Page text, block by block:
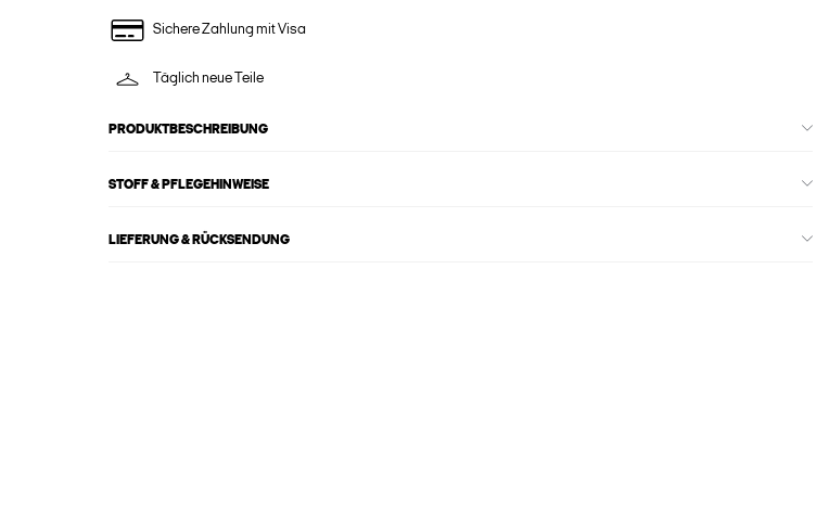
Sichere Zahlung mit Visa
Täglich neue Teile
PRODUKTBESCHREIBUNG
STOFF & PFLEGEHINWEISE
LIEFERUNG & RÜCKSENDUNG